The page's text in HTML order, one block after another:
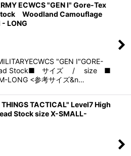
ECWCS "GEN I" Gore-Tex
Woodland Camouflage
LONG
"GEN I"GORE-
Stock■ サイズ / size ■
LONG <参考サイズ&n…
TACTICAL" Level7 High
Stock size X-SMALL-